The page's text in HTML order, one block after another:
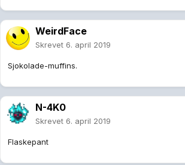
WeirdFace
Skrevet 6. april 2019
Sjokolade-muffins.
N-4K0
Skrevet 6. april 2019
Flaskepant